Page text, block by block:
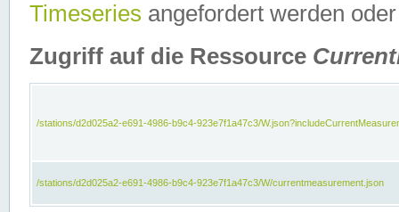
Timeseries angefordert werden
Zugriff auf die Ressource
/stations/d2d025a2-e691-4986-b9c4-923e7f1a47c3/
/stations/d2d025a2-e691-4986-b9c4-923e7f1a47c3/W/currentmeasurement.json